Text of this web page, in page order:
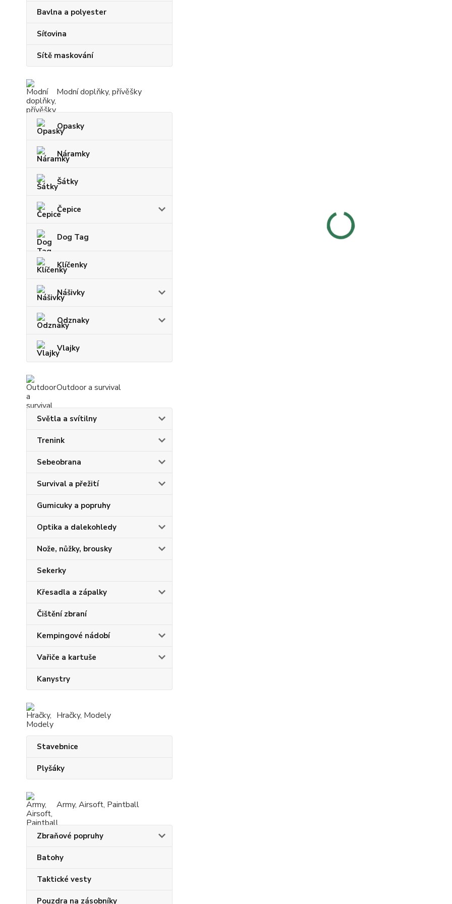
Bavlna a polyester
Síťovina
Sítě maskování
Modní doplňky, přívěšky
Opasky
Náramky
Šátky
Čepice
Dog Tag
Klíčenky
Nášivky
Odznaky
Vlajky
Outdoor a survival
Světla a svítilny
Trenink
Sebeobrana
Survival a přežití
Gumicuky a popruhy
Optika a dalekohledy
Nože, nůžky, brousky
Sekerky
Křesadla a zápalky
Čištění zbraní
Kempingové nádobí
Vařiče a kartuše
Kanystry
Hračky, Modely
Stavebnice
Plyšáky
Army, Airsoft, Paintball
Zbraňové popruhy
Batohy
Taktické vesty
Pouzdra na zásobníky